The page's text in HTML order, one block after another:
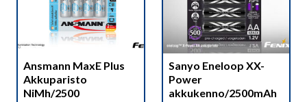
Ansmann MaxE Plus
Akkuparisto
NiMh/2500
Sanyo Eneloop XX-
Power
akkukenno/2500mAh